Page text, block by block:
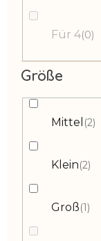
Für 4 0
Größe
Mittel 2
Klein 2
Groß 1